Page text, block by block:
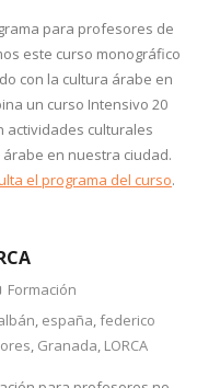
para profesores de
este curso monográfico
con la cultura árabe en
un curso Intensivo 20
actividades culturales
en nuestra ciudad.
el programa del curso.
Formación
españa federico
Granada LORCA